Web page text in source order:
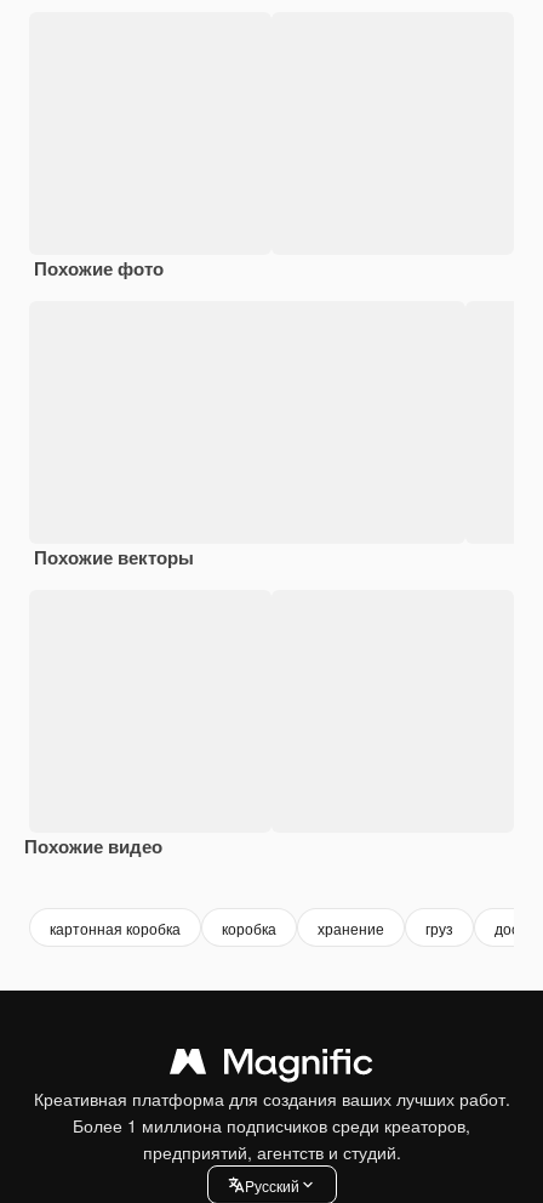
Похожие фото
Похожие векторы
Похожие видео
картонная коробка коробка хранение груз
Креативная платформа для создания ваших лучших работ.
Более 1 миллиона подписчиков среди креаторов,
предприятий, агентств и студий.
Pусский